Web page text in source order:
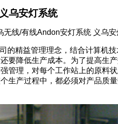
义乌安灯系统
线/有线Andon安灯系统 义乌
的精益管理理念，结合计算机
要降低生产成本。为了提高生
管理，对每个工作站上的原料
生产过程中，都必须对产品质